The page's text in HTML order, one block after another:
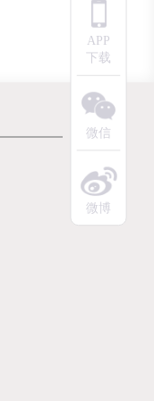
APP
下载
微信
微博